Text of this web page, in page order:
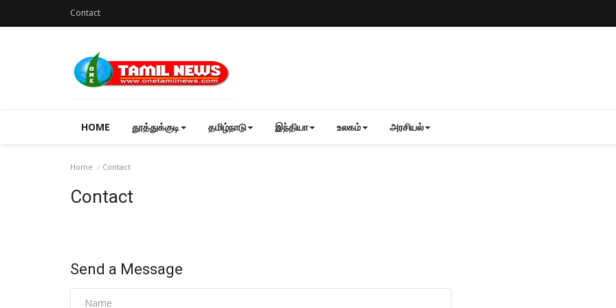
Contact
HOME தூத்துக்குடி தமிழ்நாடு இந்தியா உலகம் அரசியல்
Home Contact
Contact
Send a Message